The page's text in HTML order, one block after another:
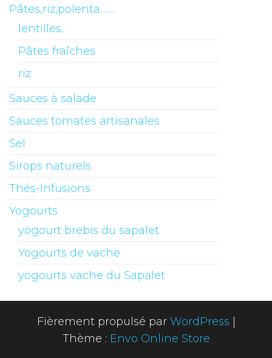
Pâtes,riz,polenta........
lentilles..
Pâtes fraîches
riz
Sauces à salade
Sauces tomates artisanales
Sel
Sirops naturels
Thés-Infusions
Yogourts
yogourt brebis du sapalet
Yogourts de vache
yogourts vache du Sapalet
Fièrement propulsé par WordPress
Thème : Envo Online Store